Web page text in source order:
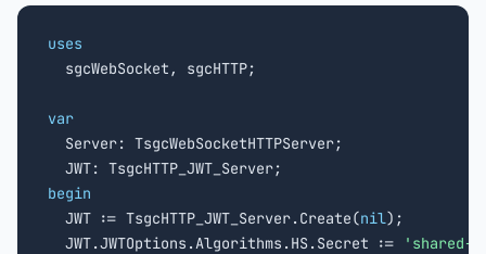
uses
sgcWebSocket, sgcHTTP;
var
Server: TsgcWebSocketHTTPServer;
begin
JWT := TsgcHTTP_JWT_Server.Create(nil);
  JWT.JWTOptions.Algorithms.HS.Secret :=
'shared-